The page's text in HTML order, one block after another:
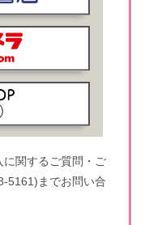
関するご質問・ご
5161)までお問い合